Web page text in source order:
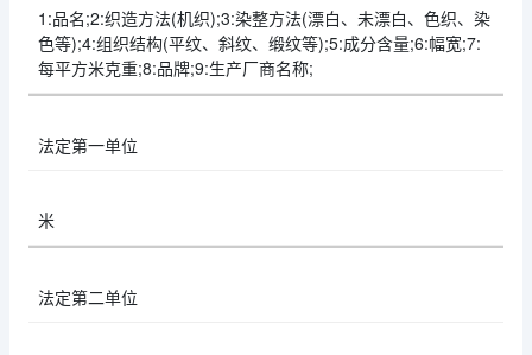
1:品名;2:织造方法(机织);3:染整方法(漂白、未漂白、色织、染
色等);4:组织结构(平纹、斜纹、缎纹等);5:成分含量;6:幅宽;7:
每平方米克重;8:品牌;9:生产厂商名称;
法定第一单位
米
法定第二单位